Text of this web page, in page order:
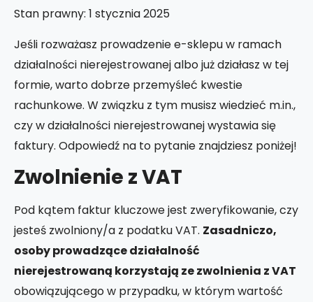
Stan prawny: 1 stycznia 2025
Jeśli rozważasz prowadzenie e-sklepu w ramach
działalności nierejestrowanej albo już działasz w tej
formie, warto dobrze przemyśleć kwestie
rachunkowe. W związku z tym musisz wiedzieć m.in.,
czy w działalności nierejestrowanej wystawia się
faktury. Odpowiedź na to pytanie znajdziesz poniżej!
Zwolnienie z VAT
Pod kątem faktur kluczowe jest zweryfikowanie, czy
jesteś zwolniony/a z podatku VAT. Zasadniczo,
osoby prowadzące działalność
nierejestrowaną korzystają ze zwolnienia z VAT
obowiązującego w przypadku, w którym wartość